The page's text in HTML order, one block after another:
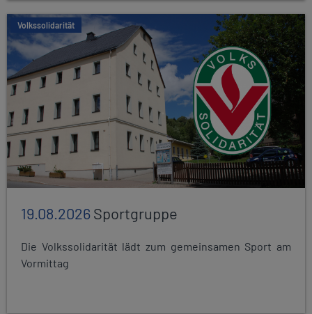
Volkssolidarität
19.08.2026Sportgruppe
Die Volkssolidarität lädt zum gemeinsamen Sport am
Vormittag